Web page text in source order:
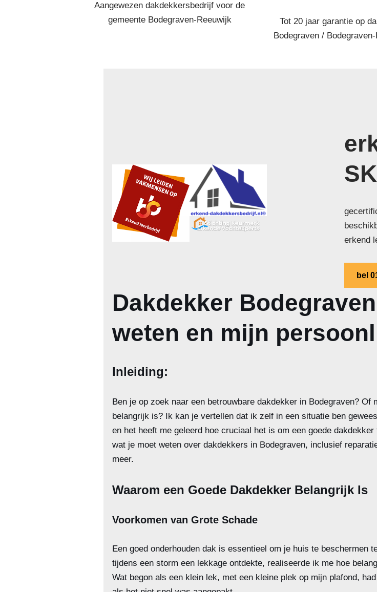
Aangewezen dakdekkersbedrijf voor de
gemeente Bodegraven-Reeuwijk
Tot 20 jaar garantie op
Bodegraven /
erkend
bel
Dakdekker
weten en mijn
Inleiding:
Ben je op zoek naar een betrouwbare dakdekker in Bodegraven?
belangrijk is? Ik kan je vertellen dat ik zelf in een situatie ben
en het heeft me geleerd hoe cruciaal het is om een goede
wat je moet weten over dakdekkers in Bodegraven, inclusief
meer.
Waarom een Goede Dakdekker Belangrijk Is
Voorkomen van Grote Schade
Een goed onderhouden dak is essentieel om je huis te beschermen
tijdens een storm een lekkage ontdekte, realiseerde ik me hoe
Wat begon als een klein lek, met een kleine plek op mijn plafond,